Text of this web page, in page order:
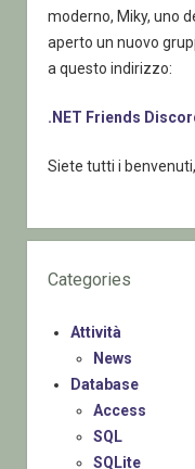
moderno, Miky, uno
aperto un nuovo
a questo indirizzo:
.NET Friends
Siete tutti i
Categories
Attività
News
Database
Access
SQL
SQLite